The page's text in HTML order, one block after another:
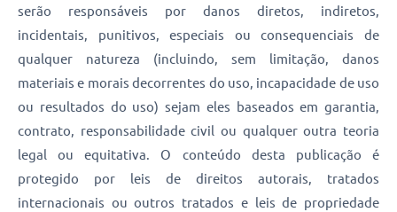
serão responsáveis por danos diretos, indiretos,
incidentais, punitivos, especiais ou consequenciais de
qualquer natureza (incluindo, sem limitação, danos
materiais e morais decorrentes do uso, incapacidade de uso
ou resultados do uso) sejam eles baseados em garantia,
contrato, responsabilidade civil ou qualquer outra teoria
legal ou equitativa. O conteúdo desta publicação é
protegido por leis de direitos autorais, tratados
internacionais ou outros tratados e leis de propriedade